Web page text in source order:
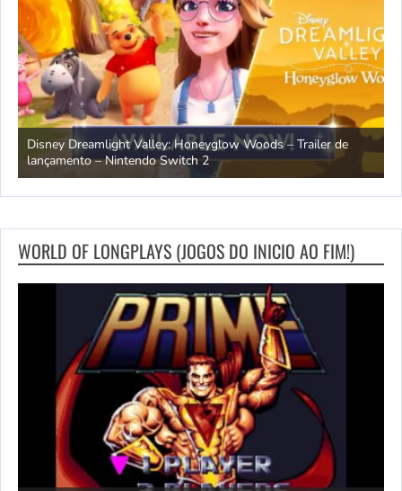
Disney Dreamlight Valley: Honeyglow Woods – Trailer de
lançamento – Nintendo Switch 2
WORLD OF LONGPLAYS (JOGOS DO INICIO AO FIM!)